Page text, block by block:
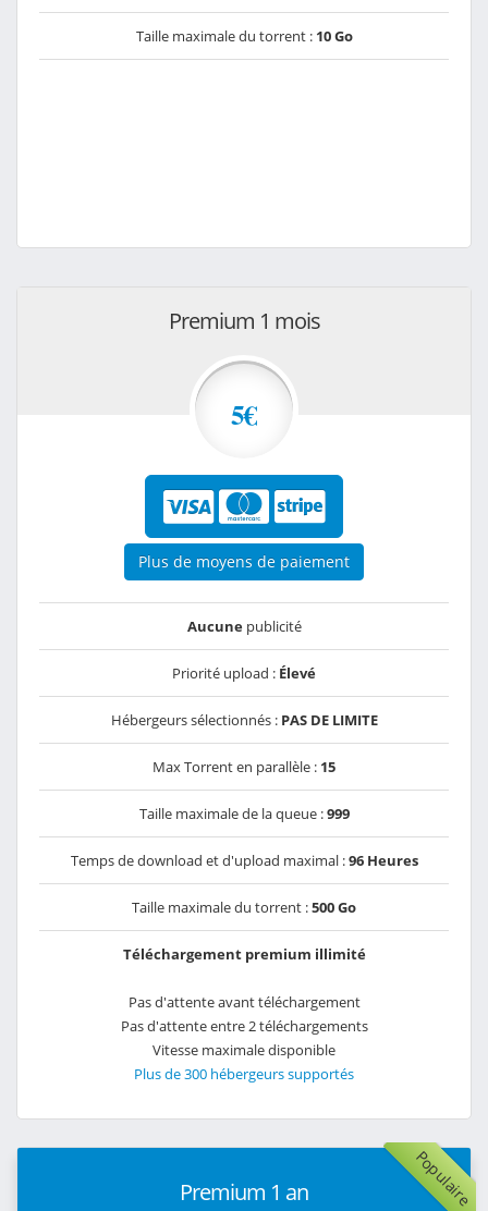
Taille maximale du torrent : 10 Go
Premium 1 mois
5€
Plus de moyens de paiement
Aucunepublicité
Priorité upload : Élevé
Hébergeurs sélectionnés : PAS DE LIMITE
Max Torrent en parallèle : 15
Taille maximale de la queue :999
Temps de download et d'upload maximal :96 Heures
Taille maximale du torrent :500 Go
Téléchargement premium illimité
Pas d'attente avant téléchargement
Pas d'attente entre 2 téléchargements
Vitesse maximale disponible
Plus de 300 hébergeurs supportés
Populaire
Premium 1 an